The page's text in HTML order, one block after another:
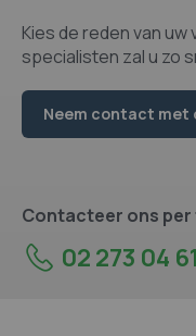
Kies de reden van
specialisten zal u zo
Neem contact met
Contacteer ons
02 273 04 61